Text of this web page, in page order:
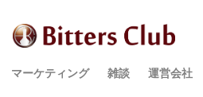
マーケティング 雑談 運営会社